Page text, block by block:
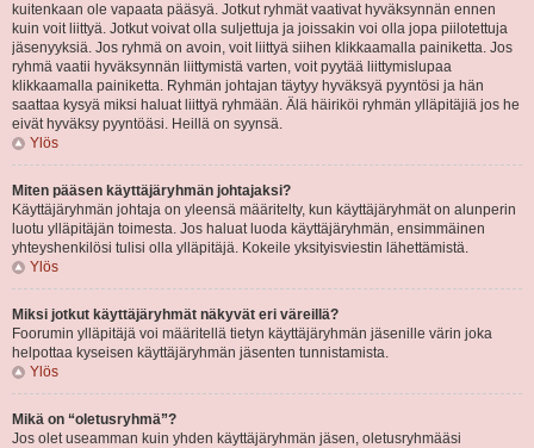
kuitenkaan ole vapaata pääsyä. Jotkut ryhmät vaativat hyväksynnän ennen
kuin voit liittyä. Jotkut voivat olla suljettuja ja joissakin voi olla jopa piilotettuja
jäsenyyksiä. Jos ryhmä on avoin, voit liittyä siihen klikkaamalla painiketta. Jos
ryhmä vaatii hyväksynnän liittymistä varten, voit pyytää liittymislupaa
klikkaamalla painiketta. Ryhmän johtajan täytyy hyväksyä pyyntösi ja hän
saattaa kysyä miksi haluat liittyä ryhmään. Älä häiriköi ryhmän ylläpitäjiä jos he
eivät hyväksy pyyntöäsi. Heillä on syynsä.
Ylös
Miten pääsen käyttäjäryhmän johtajaksi?
Käyttäjäryhmän johtaja on yleensä määritelty, kun käyttäjäryhmät on alunperin
luotu ylläpitäjän toimesta. Jos haluat luoda käyttäjäryhmän, ensimmäinen
yhteyshenkilösi tulisi olla ylläpitäjä. Kokeile yksityisviestin lähettämistä.
Ylös
Miksi jotkut käyttäjäryhmät näkyvät eri väreillä?
Foorumin ylläpitäjä voi määritellä tietyn käyttäjäryhmän jäsenille värin joka
helpottaa kyseisen käyttäjäryhmän jäsenten tunnistamista.
Ylös
Mikä on “oletusryhmä”?
Jos olet useamman kuin yhden käyttäjäryhmän jäsen, oletusryhmääsi